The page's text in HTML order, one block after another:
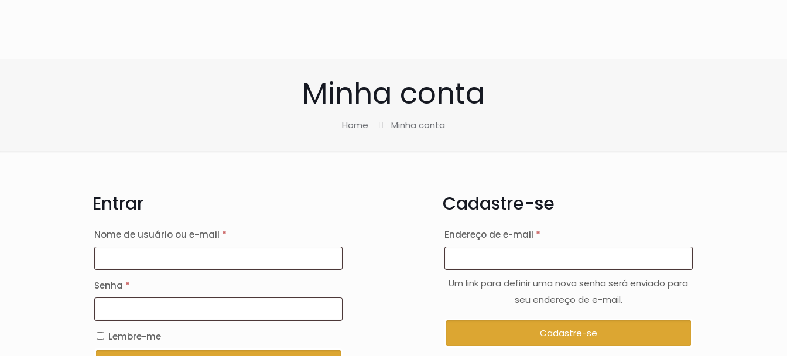
Minha conta
Home Minha conta
Entrar
Nome de usuário ou e-mail *Obrigatório
Senha *Obrigatório
Lembre-me
Cadastre-se
Endereço de e-mail *Obrigatório
Um link para definir uma nova senha será enviado para
seu endereço de e-mail.
Cadastre-se